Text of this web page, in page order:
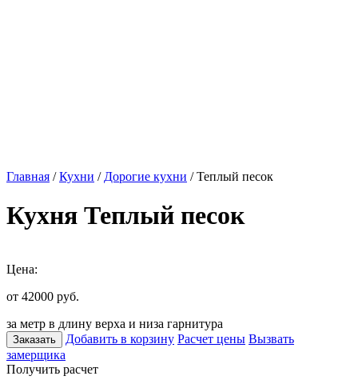
Главная /Кухни / Дорогие кухни / Теплый песок
Кухня Теплый песок
Цена:
от 42000 руб.
за метр в длину верха и низа гарнитура
Заказать Добавить в корзину Расчет цены Вызвать
замерщика
Получить расчет